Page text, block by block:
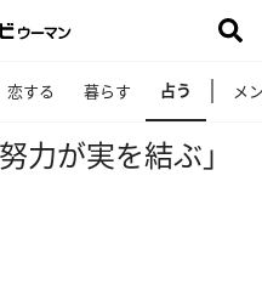
恋する 暮らす 占う メ
力が実を結ぶ」